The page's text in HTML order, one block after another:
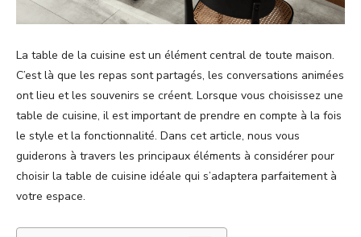
La table de la cuisine est un élément central de toute maison.
C’est là que les repas sont partagés, les conversations animées
ont lieu et les souvenirs se créent. Lorsque vous choisissez une
table de cuisine, il est important de prendre en compte à la fois
le style et la fonctionnalité. Dans cet article, nous vous
guiderons à travers les principaux éléments à considérer pour
choisir la table de cuisine idéale qui s’adaptera parfaitement à
votre espace.